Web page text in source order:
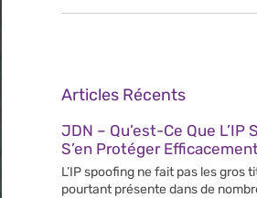
Articles Récents
JDN – Qu’est-Ce Que
S’en Protéger
L’IP spoofing ne fait pas les
pourtant présente dans de